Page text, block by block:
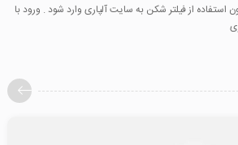
استفاده از فیلتر شکن به سایت آلپاری وارد شود . ورود با